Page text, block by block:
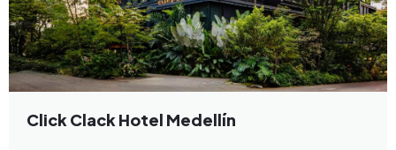
Click Clack Hotel Medellín